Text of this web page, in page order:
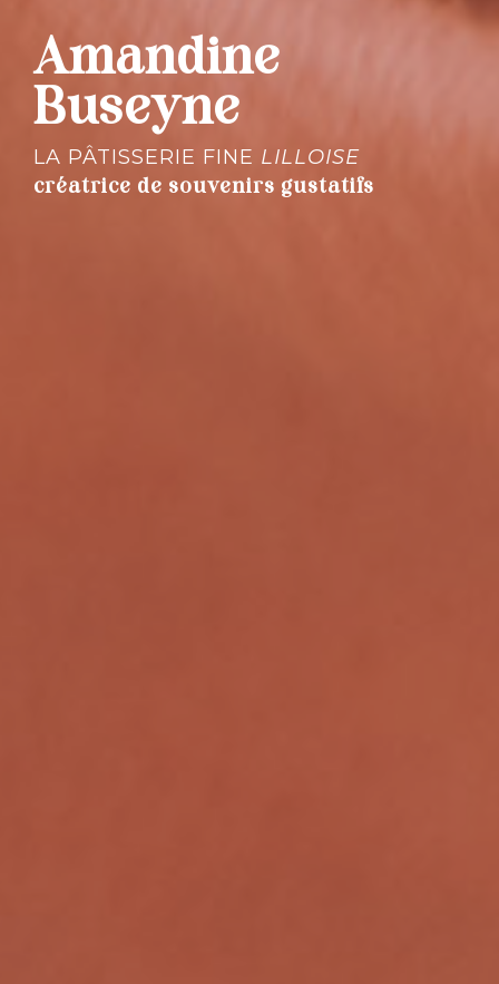
Amandine
Buseyne
LA PÂTISSERIE FINE LILLOISE
créatrice de souvenirs gustatifs